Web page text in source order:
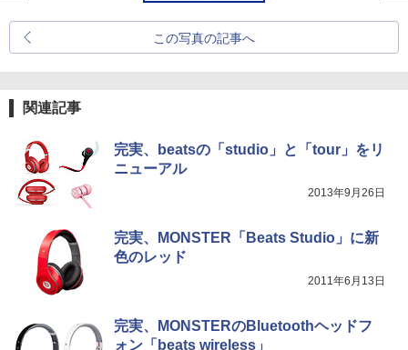
この写真の記事へ
関連記事
完実、beatsの「studio」と「tour」をリ
ニューアル
2013年9月26日
完実、MONSTER「Beats Studio」に新
色のレッド
2011年6月13日
完実、MONSTERのBluetoothヘッドフ
ォン「beats wireless」